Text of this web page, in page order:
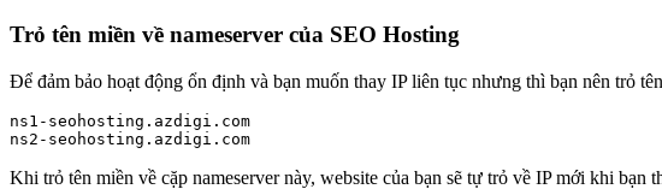
Trỏ tên miền về nameserver của SEO Hosting
Để đảm bảo hoạt động ổn định và bạn muốn thay IP liên tục nhưng thì bạn nên trỏ
ns1-seohosting.azdigi.com
ns2-seohosting.azdigi.com
Khi trỏ tên miền về cặp nameserver này, website của bạn sẽ tự trỏ về IP mới khi bạn